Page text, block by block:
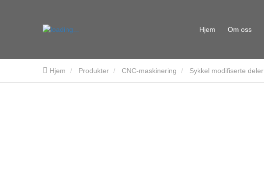
Hjem Om oss
Hjem Produkter CNC-maskinering Sykkel modifiserte deler